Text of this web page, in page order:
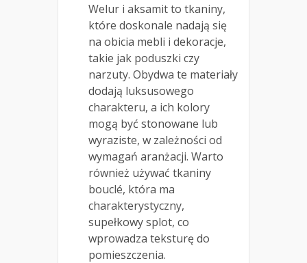
Welur i aksamit to tkaniny,
które doskonale nadają się
na obicia mebli i dekoracje,
takie jak poduszki czy
narzuty. Obydwa te materiały
dodają luksusowego
charakteru, a ich kolory
mogą być stonowane lub
wyraziste, w zależności od
wymagań aranżacji. Warto
również używać tkaniny
bouclé, która ma
charakterystyczny,
supełkowy splot, co
wprowadza teksturę do
pomieszczenia.